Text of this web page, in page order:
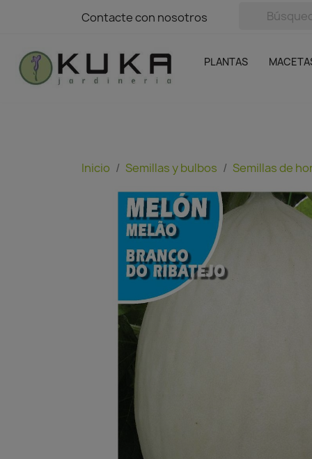
Contacte con nosotros
Contacte con nosotros
PLANTAS
SIN GASTOS DE ENVÍO
Inicio Semillas y bulbos Semillas de